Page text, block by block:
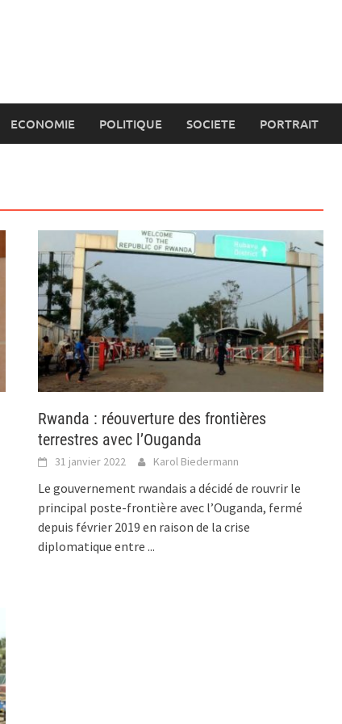
ECONOMIE POLITIQUE SOCIETE PORTRAIT
Rwanda : réouverture des frontières
terrestres avec l’Ouganda
31 janvier 2022 Karol Biedermann
Le gouvernement rwandais a décidé de rouvrir le
principal poste-frontière avec l’Ouganda, fermé
depuis février 2019 en raison de la crise
diplomatique entre...